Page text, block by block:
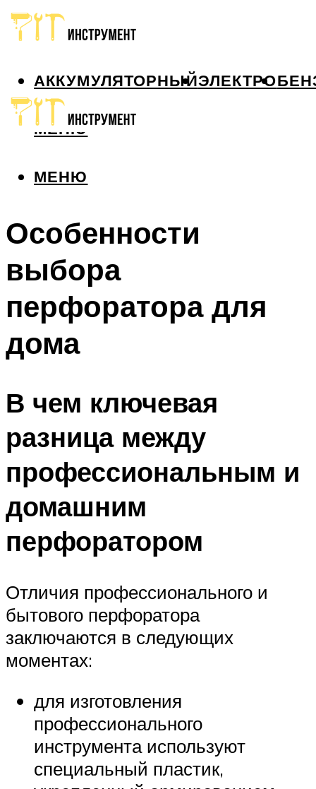
АККУМУЛЯТОРНЫЙЭЛЕКТРО
МЕНЮ
МЕНЮ
Особенности
выбора
перфоратора для
дома
В чем ключевая
разница между
профессиональным и
домашним
перфоратором
Отличия профессионального и
бытового перфоратора
заключаются в следующих
моментах:
для изготовления
профессионального
инструмента используют
специальный пластик,